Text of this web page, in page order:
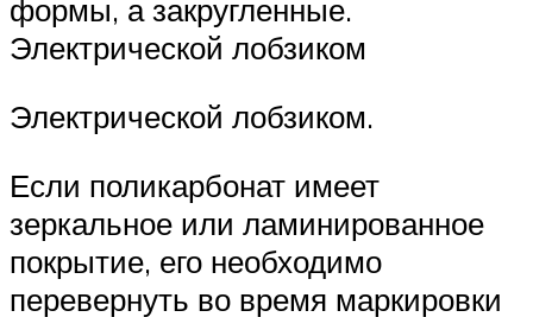
формы, а закругленные.
Электрической лобзиком
Электрической лобзиком.
Если поликарбонат имеет
зеркальное или ламинированное
покрытие, его необходимо
перевернуть во время маркировки